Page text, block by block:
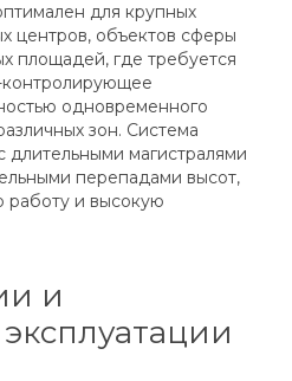
для крупных
центров, объектов сферы
площадей, где требуется
одновременного
зон. Система
длительными магистралями
перепадами высот,
работу и высокую
и